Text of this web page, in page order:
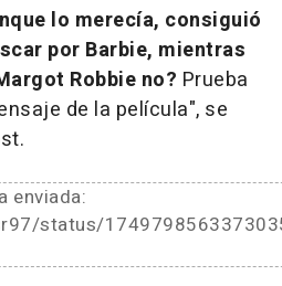
lo merecía, consiguió
por Barbie, mientras
Robbie no? Prueba
de la película", se
enviada:
status/